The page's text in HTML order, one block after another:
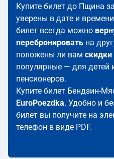
Купите билет до Пщина
уверены в дате и
билет всегда можно
перебронировать на
положены ли вам скидки
популярные — для детей
пенсионеров.
Купите билет Бендзин-
EuroPoezdka. Удобно и
билет вы получите на
телефон в виде PDF.